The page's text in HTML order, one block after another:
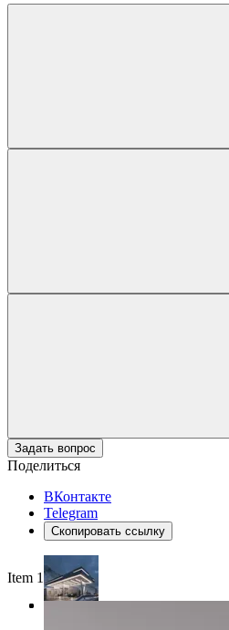
Задать вопрос
Поделиться
ВКонтакте
Telegram
Скопировать ссылку
Item 1 of 3